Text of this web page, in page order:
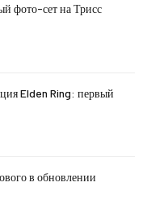
фото-сет на Трисс
Elden Ring: первый
в обновлении